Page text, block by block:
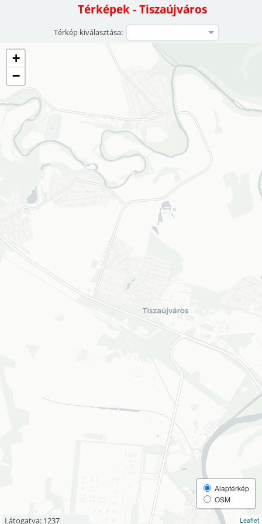
+
−
Alaptérkép
OSM
Leaflet
Látogatva: 1237
Térkép kiválasztása:
Térképek - Tiszaújváros